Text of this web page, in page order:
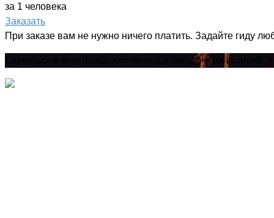
за 1 человека
Заказать
При заказе вам не нужно ничего платить. Задайте гиду
Окунуться в мир городских легенд и загадочных историй